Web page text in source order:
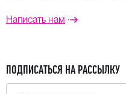
Написать нам
ПОДПИСАТЬСЯ НА РАССЫЛКУ